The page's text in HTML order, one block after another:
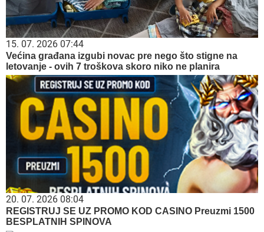
15. 07. 2026 07:44
Većina građana izgubi novac pre nego što stigne na
letovanje - ovih 7 troškova skoro niko ne planira
20. 07. 2026 08:04
REGISTRUJ SE UZ PROMO KOD CASINO Preuzmi 1500
BESPLATNIH SPINOVA